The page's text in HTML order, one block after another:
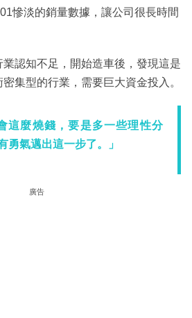
慘淡的銷量數據，讓公司很長時間
認知不足，開始造車後，發現這是
集型的行業，需要巨大資金投入。
這麼燒錢，要是多一些理性分
勇氣邁出這一步了。」
廣告